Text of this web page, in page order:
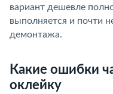
вариант дешевле
выполняется и почти
демонтажа.
Какие ошибки
оклейку